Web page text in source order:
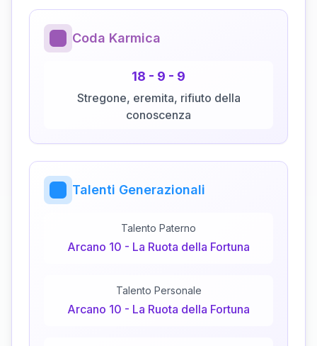
Coda Karmica
18 - 9 - 9
Stregone, eremita, rifiuto della
conoscenza
Talenti Generazionali
Talento Paterno
Arcano 10 - La Ruota della Fortuna
Talento Personale
Arcano 10 - La Ruota della Fortuna